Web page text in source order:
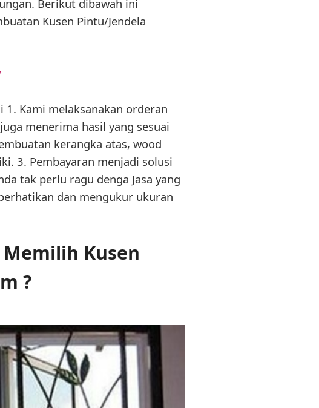
Berikut dibawah ini
Kusen Pintu/Jendela
1. Kami melaksanakan orderan
menerima hasil yang sesuai
kerangka atas, wood
3. Pembayaran menjadi solusi
tak perlu ragu denga Jasa yang
dan mengukur ukuran
Kusen
?